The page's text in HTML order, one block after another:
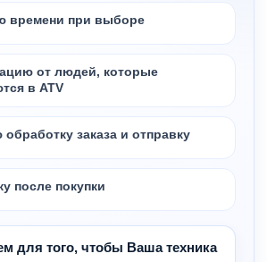
времени при выборе
от людей, которые
в ATV
заказа и отправку
после покупки
для того, чтобы Ваша техника